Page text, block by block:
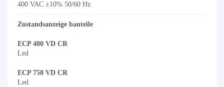
400 VAC ±10% 50/60 Hz
Zustandsanzeige bauteile
ECP 400 VD CR
Led
ECP 750 VD CR
Led